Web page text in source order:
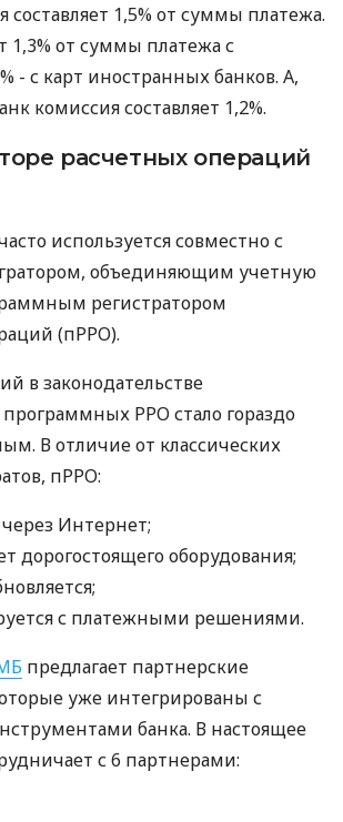
составляет 1,5% от суммы платежа.
1,3% от суммы платежа с
- с карт иностранных банков. А,
комиссия составляет 1,2%.
расчетных операций
используется совместно с
объединяющим учетную
регистратором
(пРРО).
в законодательстве
РРО стало гораздо
В отличие от классических
пРРО:
через Интернет;
дорогостоящего оборудования;
с платежными решениями.
предлагает партнерские
уже интегрированы с
банка. В настоящее
с 6 партнерами: